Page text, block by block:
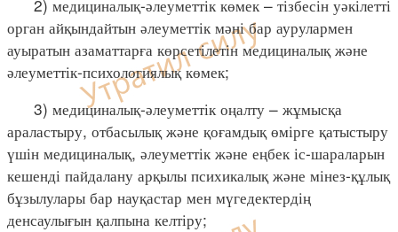
2) медициналық-әлеуметтік көмек – тізбесін уәкілетті
орган айқындайтын әлеуметтік мәні бар аурулармен
ауыратын азаматтарға көрсетілетін медициналық және
әлеуметтік-психологиялық көмек;
3) медициналық-әлеуметтік оңалту – жұмысқа
араластыру, отбасылық және қоғамдық өмірге қатыстыру
үшін медициналық, әлеуметтік және еңбек іс-шараларын
кешенді пайдалану арқылы психикалық және мінез-құлық
бұзылулары бар науқастар мен мүгедектердің
денсаулығын қалпына келтіру;